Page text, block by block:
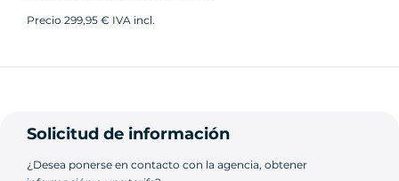
Precio 299,95 € IVA incl.
Solicitud de información
¿Desea ponerse en contacto con la agencia, obtener